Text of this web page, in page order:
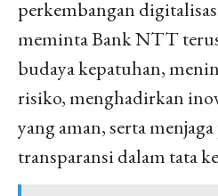
perkembangan
meminta Bank NTT
budaya kepatuhan,
risiko, menghadirkan
yang aman, serta
transparansi dalam tata